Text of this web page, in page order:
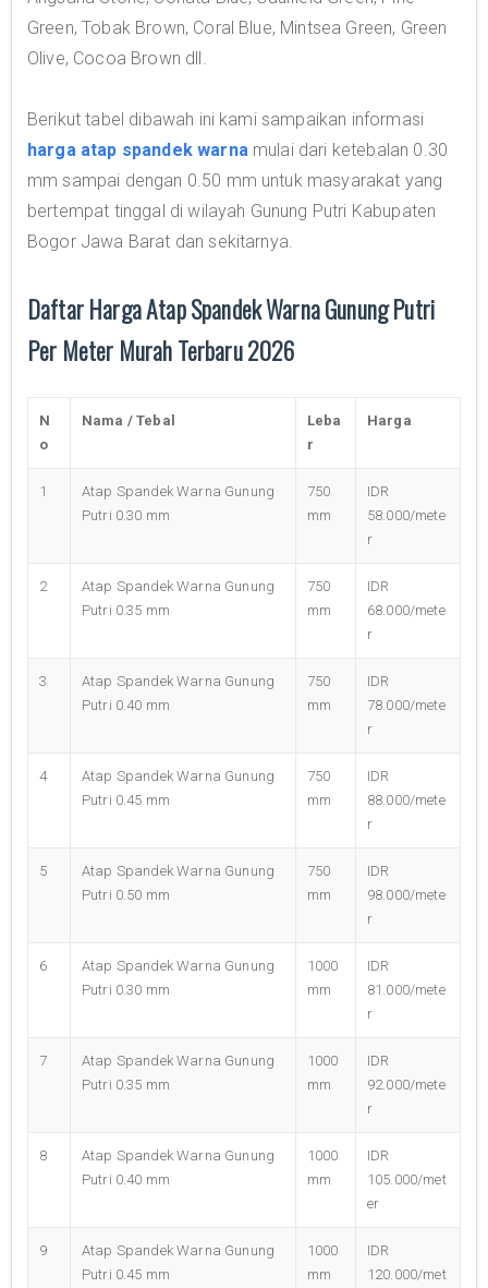
Green, Tobak Brown, Coral Blue, Mintsea Green, Green
Olive, Cocoa Brown dll.
Berikut tabel dibawah ini kami sampaikan informasi
harga atap spandek warnamulai dari ketebalan 0.30
mm sampai dengan 0.50 mm untuk masyarakat yang
bertempat tinggal di wilayah Gunung Putri Kabupaten
Bogor Jawa Barat dan sekitarnya.
Daftar Harga Atap Spandek Warna Gunung Putri
Per Meter Murah Terbaru 2026
N
o
Nama / Tebal
Leba
r
Harga
1
Atap Spandek Warna Gunung
Putri 0.30 mm
750
mm
IDR
58.000/mete
r
2
Atap Spandek Warna Gunung
Putri 0.35 mm
750
mm
IDR
68.000/mete
r
3
Atap Spandek Warna Gunung
Putri 0.40 mm
750
mm
IDR
78.000/mete
r
4
Atap Spandek Warna Gunung
Putri 0.45 mm
750
mm
IDR
88.000/mete
r
5
Atap Spandek Warna Gunung
Putri 0.50 mm
750
mm
IDR
98.000/mete
r
6
Atap Spandek Warna Gunung
Putri 0.30 mm
1000
mm
IDR
81.000/mete
r
7
Atap Spandek Warna Gunung
Putri 0.35 mm
1000
mm
IDR
92.000/mete
r
8
Atap Spandek Warna Gunung
Putri 0.40 mm
1000
mm
IDR
105.000/met
er
9
Atap Spandek Warna Gunung
Putri 0.45 mm
1000
mm
IDR
120.000/met